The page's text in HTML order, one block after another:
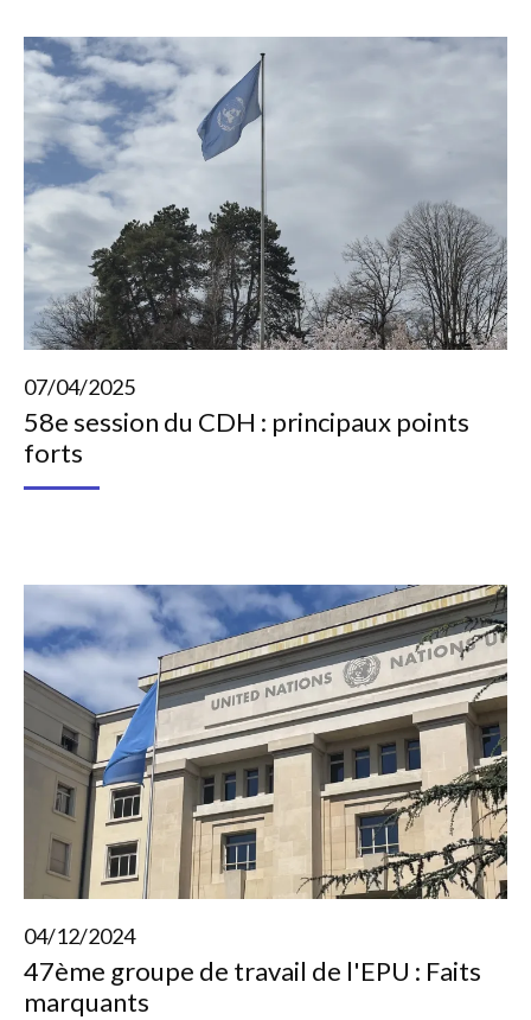
07/04/2025
58e session du CDH : principaux points
forts
04/12/2024
47ème groupe de travail de l'EPU : Faits
marquants